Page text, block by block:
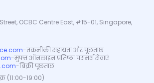
OCBC Centre East, #15-01, Singapore,
-तकनीकी सहायता और पूछताछ
-मुफ्त ऑनलाइन प्रतिष्ठा परामर्श सेवाएं
-बिक्री पूछताछ
(11:00-19:00)